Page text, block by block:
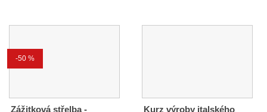
-50 %
Zážitková střelba -
Kurz výroby italského